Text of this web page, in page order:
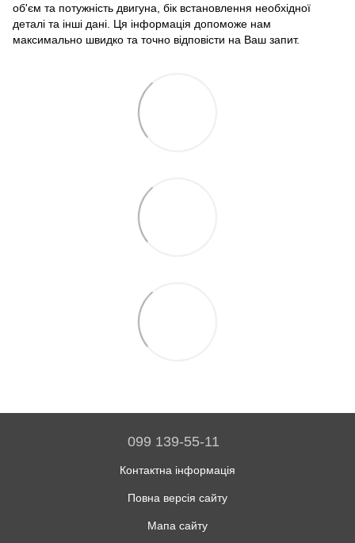
об'єм та потужність двигуна, бік встановлення необхідної
деталі та інші дані. Ця інформація допоможе нам
максимально швидко та точно відповісти на Ваш запит.
099 139-55-11
Контактна інформація
Повна версія сайту
Мапа сайту